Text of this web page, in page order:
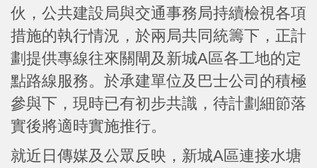
伙，公共建設局與交通事務局持續檢視各項
措施的執行情況，於兩局共同統籌下，正計
劃提供專線往來關閘及新城A區各工地的定
點路線服務。於承建單位及巴士公司的積極
參與下，現時已有初步共識，待計劃細節落
實後將適時實施推行。
就近日傳媒及公眾反映，新城A區連接水塘